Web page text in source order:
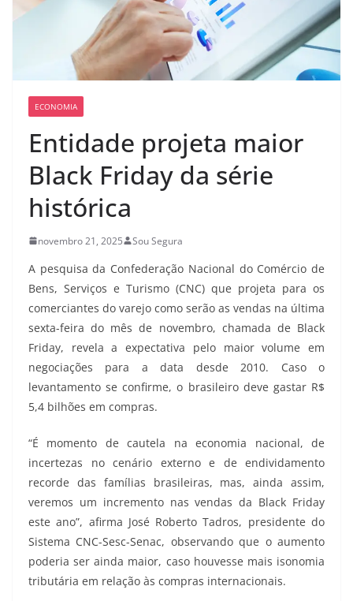
ECONOMIA
Entidade projeta maior
Black Friday da série
histórica
novembro 21, 2025 Sou Segura
A pesquisa da Confederação Nacional do Comércio de
Bens, Serviços e Turismo (CNC) que projeta para os
comerciantes do varejo como serão as vendas na última
sexta-feira do mês de novembro, chamada de Black
Friday, revela a expectativa pelo maior volume em
negociações para a data desde 2010. Caso o
levantamento se confirme, o brasileiro deve gastar R$
5,4 bilhões em compras.
“É momento de cautela na economia nacional, de
incertezas no cenário externo e de endividamento
recorde das famílias brasileiras, mas, ainda assim,
veremos um incremento nas vendas da Black Friday
este ano”, afirma José Roberto Tadros, presidente do
Sistema CNC-Sesc-Senac, observando que o aumento
poderia ser ainda maior, caso houvesse mais isonomia
tributária em relação às compras internacionais.